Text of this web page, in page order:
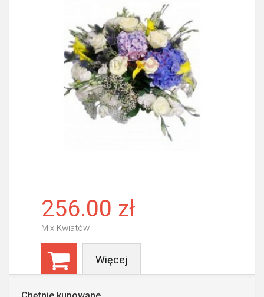
256.00 zł
Mix Kwiatów
Więcej